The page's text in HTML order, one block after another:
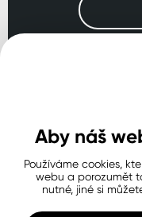
Ochrana osobních
©
Aby náš
Používáme cookies,
webu a porozumět
nutné, jiné si